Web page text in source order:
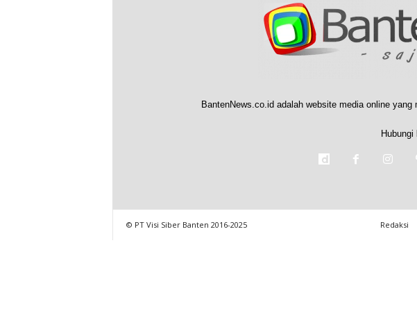
BantenNews.co.id adalah website media online
Hubungi
Redaksi
© PT Visi Siber Banten 2016-2025